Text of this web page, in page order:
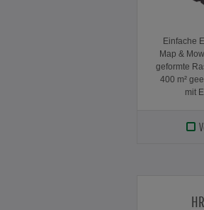
Einfache
Map &
geformte
400 m²
mit